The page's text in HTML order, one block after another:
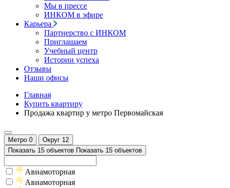
Мы в прессе
ИНКОМ в эфире
Карьера
Партнерство с ИНКОМ
Приглашаем
Учебный центр
Истории успеха
Отзывы
Наши офисы
Главная
Купить квартиру
Продажа квартир у метро Первомайская
Метро 0 Округ 12
Показать 15 объектов Показать 15 объектов
Авиамоторная
Авиамоторная